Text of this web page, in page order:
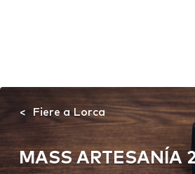
Fiere a Lorca
MASS ARTESANÍA